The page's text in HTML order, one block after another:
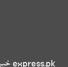
express.pk